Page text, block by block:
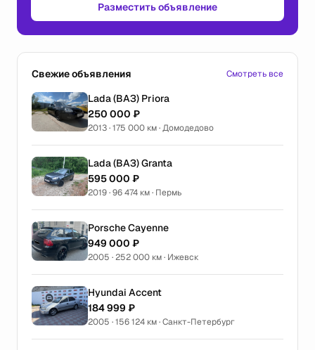
Разместить объявление
Свежие объявления Смотреть все
Lada (ВАЗ) Priora
250 000 ₽
2013 · 175 000 км · Домодедово
Lada (ВАЗ) Granta
595 000 ₽
2019 · 96 474 км · Пермь
Porsche Cayenne
949 000 ₽
2005 · 252 000 км · Ижевск
Hyundai Accent
184 999 ₽
2005 · 156 124 км · Санкт-Петербург